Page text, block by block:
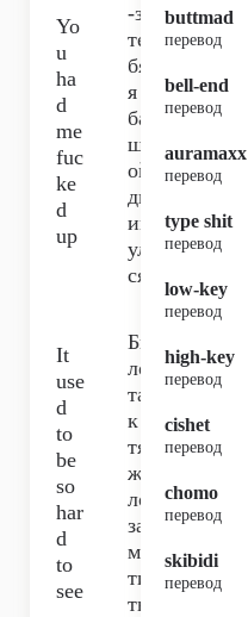
Yo
u
ha
d
me
fuc
ke
d
up
-за
те
бя
я
ба
шк
ой
дв
ин
ул
ся,
It
use
d
to
be
so
har
d
to
see
Бы
ло
та
к
тя
же
ло
за
ме
ти
ть.
buttmad
перевод
bell-end
перевод
auramaxx
перевод
type shit
перевод
low-key
перевод
high-key
перевод
cishet
перевод
chomo
перевод
skibidi
перевод